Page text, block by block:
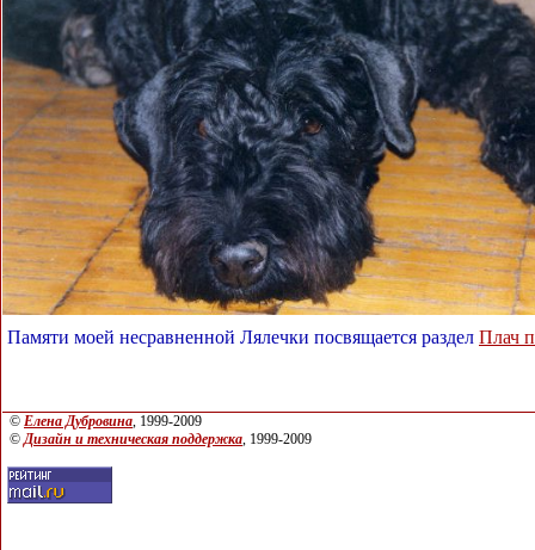
Памяти моей несравненной Лялечки посвящается раздел Плач
© Елена Дубровина, 1999-2009
©Дизайн и техническая поддержка, 1999-2009